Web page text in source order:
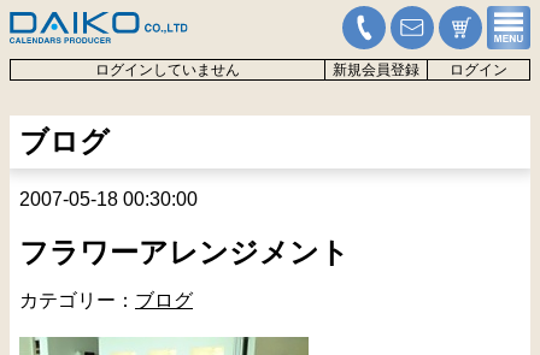
ログインしていません 新規会員登録 ログイン
ブログ
2007-05-18 00:30:00
フラワーアレンジメント
カテゴリー： ブログ